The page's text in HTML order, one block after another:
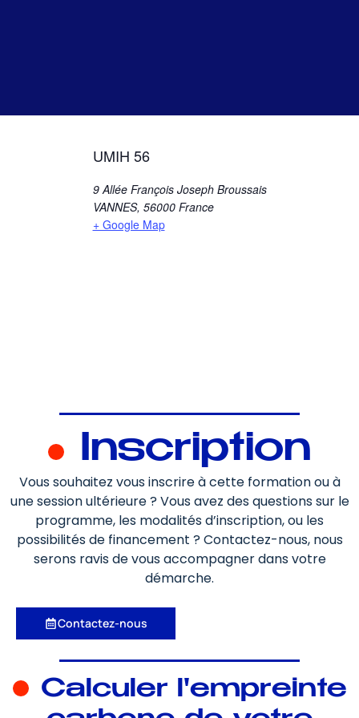
UMIH 56
9 Allée François Joseph Broussais
VANNES, 56000 France
+ Google Map
Inscription
Vous souhaitez vous inscrire à cette formation ou à
une session ultérieure ? Vous avez des questions sur le
programme, les modalités d’inscription, ou les
possibilités de financement ? Contactez-nous, nous
serons ravis de vous accompagner dans votre
démarche.
Contactez-nous
Calculer l'empreinte